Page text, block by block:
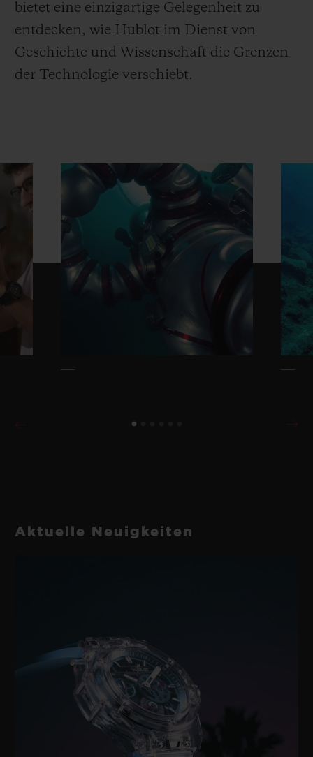
bietet eine einzigartige Gelegenheit zu
entdecken, wie Hublot im Dienst von
Geschichte und Wissenschaft die Grenzen
der Technologie verschiebt.
Aktuelle Neuigkeiten